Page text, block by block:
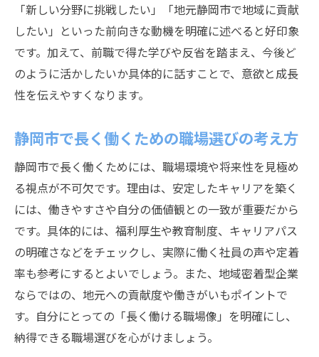
「新しい分野に挑戦したい」「地元静岡市で地域に貢献
したい」といった前向きな動機を明確に述べると好印象
です。加えて、前職で得た学びや反省を踏まえ、今後ど
のように活かしたいか具体的に話すことで、意欲と成長
性を伝えやすくなります。
静岡市で長く働くための職場選びの考え方
静岡市で長く働くためには、職場環境や将来性を見極め
る視点が不可欠です。理由は、安定したキャリアを築く
には、働きやすさや自分の価値観との一致が重要だから
です。具体的には、福利厚生や教育制度、キャリアパス
の明確さなどをチェックし、実際に働く社員の声や定着
率も参考にするとよいでしょう。また、地域密着型企業
ならではの、地元への貢献度や働きがいもポイントで
す。自分にとっての「長く働ける職場像」を明確にし、
納得できる職場選びを心がけましょう。